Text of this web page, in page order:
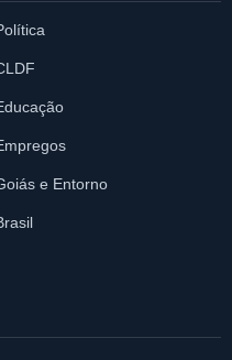
e Entorno